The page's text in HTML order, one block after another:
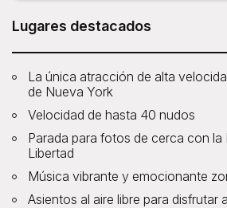
Lugares destacados
La única atracción de alta
de Nueva York
Velocidad de hasta 40 nudos
Parada para fotos de cerca con la
Libertad
Música vibrante y emocionante
Asientos al aire libre para disfrutar